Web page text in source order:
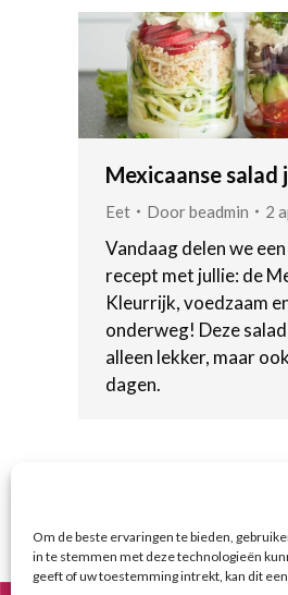
Om de beste ervaringen te bieden,
in te stemmen met deze technologieën
geeft of uw toestemming intrekt, kan dit
Mexicaanse salad
Eet Doorbeadmin 2
Vandaag delen we
recept met jullie: de
Kleurrijk, voedzaam
onderweg! Deze
alleen lekker, maar
dagen.